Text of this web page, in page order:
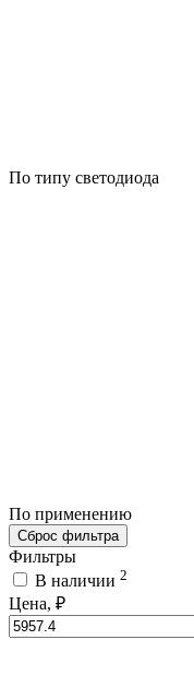
По типу светодиода
По применению
Сброс фильтра
Фильтры
В наличии 2
Цена, ₽